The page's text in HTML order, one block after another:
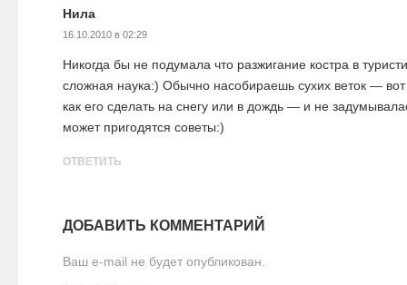
Нила
16.10.2010 в 02:29
Никогда бы не подумала что разжигание костра в
сложная наука:) Обычно насобираешь сухих веток — вот
как его сделать на снегу или в дождь — и не
может пригодятся советы:)
ОТВЕТИТЬ
ДОБАВИТЬ КОММЕНТАРИЙ
Ваш e-mail не будет опубликован.